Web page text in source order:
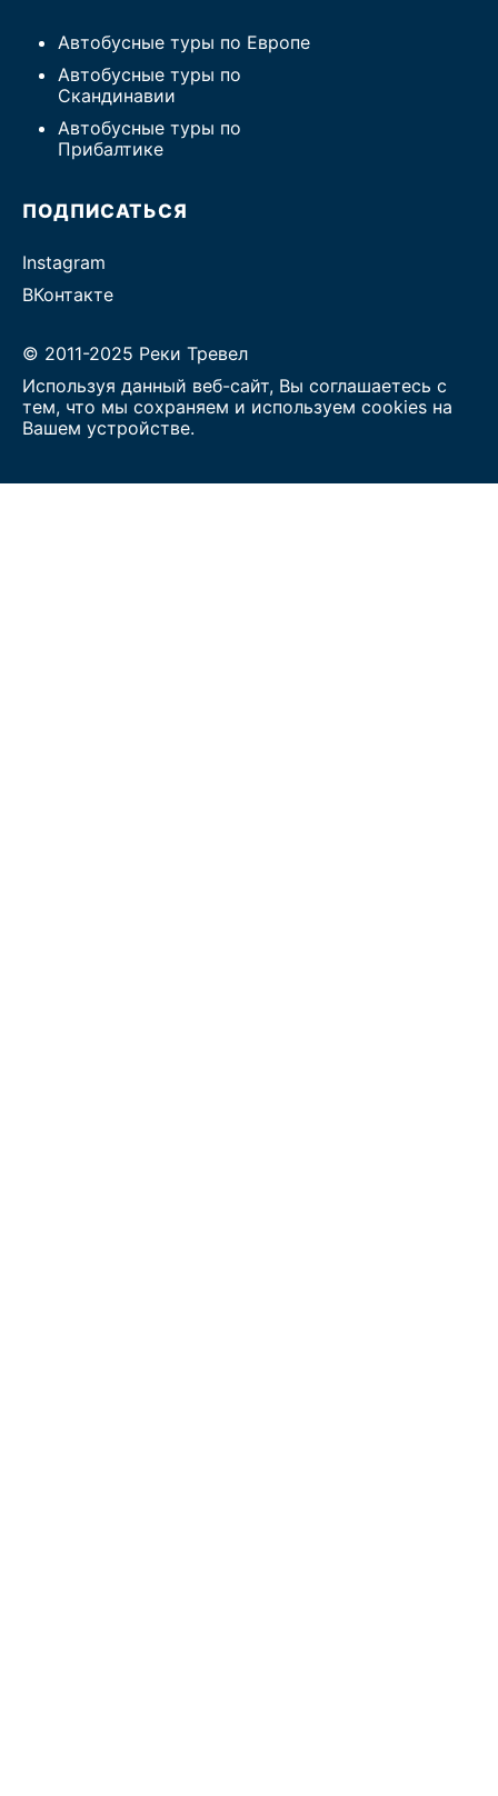
Автобусные туры по Европе
Автобусные туры по
Скандинавии
Автобусные туры по
Прибалтике
ПОДПИСАТЬСЯ
Instagram
ВКонтакте
© 2011-2025 Реки Тревел
Используя данный веб-сайт, Вы соглашаетесь с
тем, что мы сохраняем и используем cookies на
Вашем устройстве.